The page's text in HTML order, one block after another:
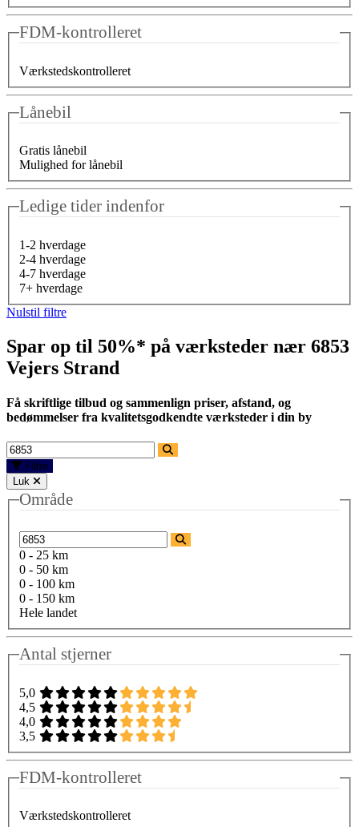
FDM-kontrolleret
Værkstedskontrolleret
Lånebil
Gratis lånebil
Mulighed for lånebil
Ledige tider indenfor
1-2 hverdage
2-4 hverdage
4-7 hverdage
7+ hverdage
Nulstil filtre
Spar op til 50%* på værksteder nær 6853
Vejers Strand
Få skriftlige tilbud og sammenlign priser, afstand, og
bedømmelser fra kvalitetsgodkendte værksteder i din by
Filtre
Luk
Område
0 - 25 km
0 - 50 km
0 - 100 km
0 - 150 km
Hele landet
Antal stjerner
5,0
4,5
4,0
3,5
FDM-kontrolleret
Værkstedskontrolleret